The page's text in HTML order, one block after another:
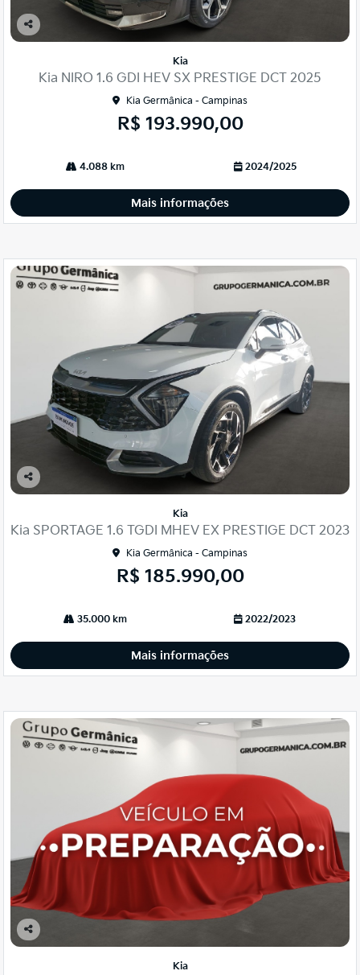
Co
Kia
Kia NIRO 1.6 GDI HEV SX PRESTIGE DCT 2025
Kia Germânica - Campinas
R$ 193.990,00
4.088 km 2024/2025
Mais informações
Co
lhe
Kia
Kia SPORTAGE 1.6 TGDI MHEV EX PRESTIGE DCT 2023
Kia Germânica - Campinas
R$ 185.990,00
35.000 km 2022/2023
Mais informações
Co
Kia